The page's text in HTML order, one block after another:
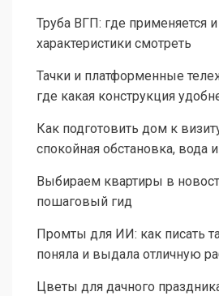
Труба ВГП: где применяется
характеристики смотреть
Тачки и платформенные
где какая конструкция
Как подготовить дом к
спокойная обстановка, вода
Выбираем квартиры в
пошаговый гид
Промты для ИИ: как писать
поняла и выдала отличную
Цветы для дачного